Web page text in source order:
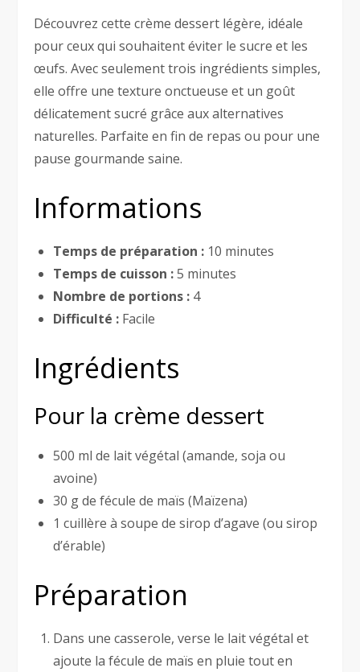
Découvrez cette crème dessert légère, idéale
pour ceux qui souhaitent éviter le sucre et les
œufs. Avec seulement trois ingrédients simples,
elle offre une texture onctueuse et un goût
délicatement sucré grâce aux alternatives
naturelles. Parfaite en fin de repas ou pour une
pause gourmande saine.
Informations
Temps de préparation : 10 minutes
Temps de cuisson :5 minutes
Nombre de portions : 4
Difficulté : Facile
Ingrédients
Pour la crème dessert
500 ml de lait végétal (amande, soja ou
avoine)
30 g de fécule de maïs (Maïzena)
1 cuillère à soupe de sirop d’agave (ou sirop
d’érable)
Préparation
Dans une casserole, verse le lait végétal et
ajoute la fécule de maïs en pluie tout en